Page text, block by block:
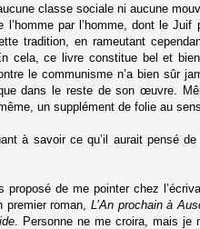
classe sociale ni aucune
par l’homme, dont le Juif
tradition, en rameutant
cela, ce livre constitue bel et
le communisme n’a bien sûr
dans le reste de son œuvre.
un supplément de folie au
à savoir ce qu’il aurait pensé
de me pointer chez
premier roman,L’An prochain à
. Personne ne me croira, mais je